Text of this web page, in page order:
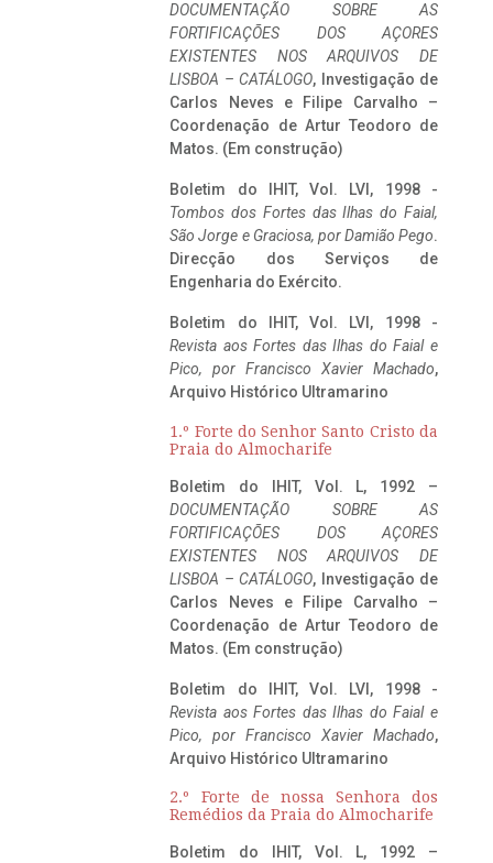
DOCUMENTAÇÃO SOBRE AS
FORTIFICAÇÕES DOS AÇORES
EXISTENTES NOS ARQUIVOS DE
LISBOA – CATÁLOGO, Investigação de
Carlos Neves e Filipe Carvalho –
Coordenação de Artur Teodoro de
Matos. (Em construção)
Boletim do IHIT, Vol. LVI, 1998 -
Tombos dos Fortes das Ilhas do Faial,
São Jorge e Graciosa, por Damião Pego.
Direcção dos Serviços de
Engenharia do Exército.
Boletim do IHIT, Vol. LVI, 1998 -
Revista aos Fortes das Ilhas do Faial e
Pico, por Francisco Xavier Machado,
Arquivo Histórico Ultramarino
1.º Forte do Senhor Santo Cristo da
Praia do Almocharife
Boletim do IHIT, Vol. L, 1992 –
DOCUMENTAÇÃO SOBRE AS
FORTIFICAÇÕES DOS AÇORES
EXISTENTES NOS ARQUIVOS DE
LISBOA – CATÁLOGO, Investigação de
Carlos Neves e Filipe Carvalho –
Coordenação de Artur Teodoro de
Matos. (Em construção)
Boletim do IHIT, Vol. LVI, 1998 -
Revista aos Fortes das Ilhas do Faial e
Pico, por Francisco Xavier Machado,
Arquivo Histórico Ultramarino
2.º Forte de nossa Senhora dos
Remédios da Praia do Almocharife
Boletim do IHIT, Vol. L, 1992 –